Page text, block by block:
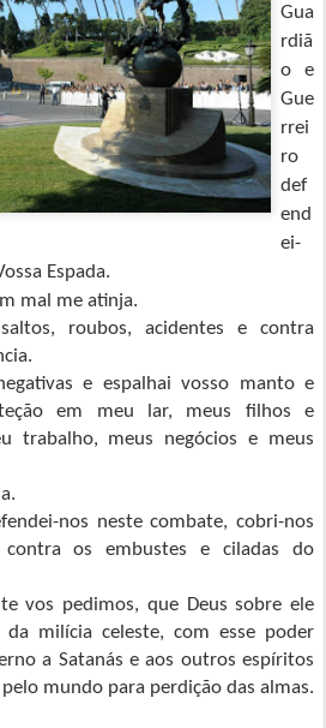
Gua
rdiã
o e
Gue
rrei
ro
def
end
ei-
Espada.
mal me atinja.
roubos, acidentes e contra
e espalhai vosso manto e
em meu lar, meus filhos e
trabalho, meus negócios e meus
nos neste combate, cobri-nos
os embustes e ciladas do
vos pedimos, que Deus sobre ele
milícia celeste, com esse poder
a Satanás e aos outros espíritos
mundo para perdição das almas.